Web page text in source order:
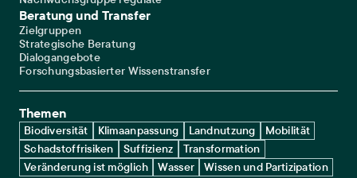
Beratung und Transfer
Zielgruppen
Strategische Beratung
Dialogangebote
Forschungsbasierter Wissenstransfer
Themen
Biodiversität Klimaanpassung Landnutzung
Mobilität
Schadstoffrisiken
Suffizienz
Transformation
Veränderung ist möglich
Wasser Wissen und Partizipation